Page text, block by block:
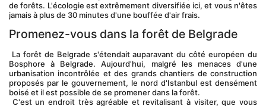
de forêts. L'écologie est extrêmement diversifiée ici, et vous n'êtes
jamais à plus de 30 minutes d'une bouffée d'air frais.
Promenez-vous dans la forêt de Belgrade
Bosphore à Belgrade. Aujourd'hui, malgré les menaces d'une
urbanisation incontrôlée et des grands chantiers de construction
proposés par le gouvernement, le nord d'Istanbul est densément
boisé et il est possible de se promener dans la forêt.